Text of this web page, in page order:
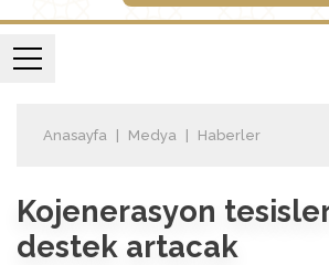
Anasayfa Medya Haberler
Kojenerasyon
destek artacak